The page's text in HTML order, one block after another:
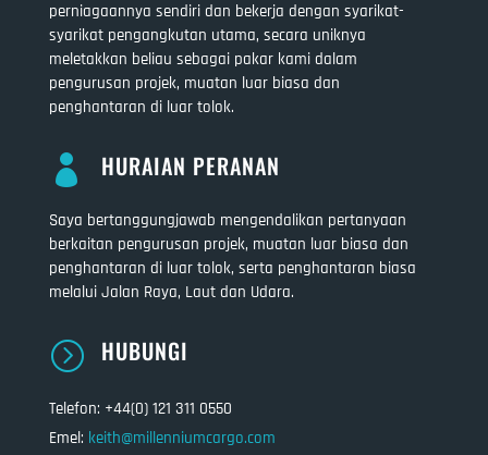
perniagaannya sendiri dan bekerja dengan syarikat-
syarikat pengangkutan utama, secara uniknya
meletakkan beliau sebagai pakar kami dalam
pengurusan projek, muatan luar biasa dan
penghantaran di luar tolok.
 HURAIAN PERANAN
Saya bertanggungjawab mengendalikan pertanyaan
berkaitan pengurusan projek, muatan luar biasa dan
penghantaran di luar tolok, serta penghantaran biasa
melalui Jalan Raya, Laut dan Udara.
= HUBUNGI
Telefon: +44(0) 121 311 0550
Emel: keith@millenniumcargo.com